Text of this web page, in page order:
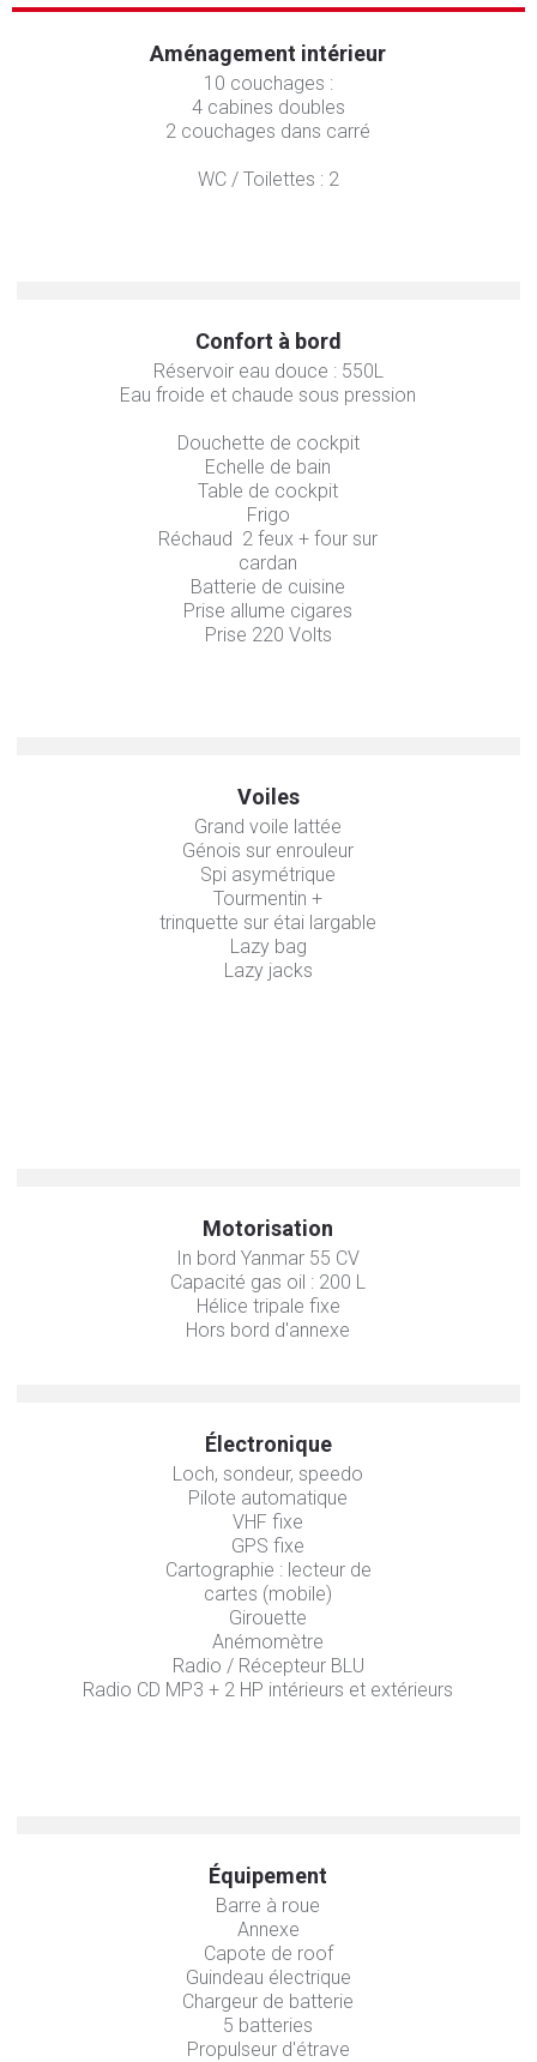
Aménagement intérieur
10 couchages :
4 cabines doubles
2 couchages dans carré
WC / Toilettes : 2
Confort à bord
Réservoir eau douce : 550L
Eau froide et chaude sous pression
Douchette de cockpit
Echelle de bain
Table de cockpit
Frigo
Réchaud 2 feux + four sur
cardan
Batterie de cuisine
Prise allume cigares
Prise 220 Volts
Voiles
Grand voile lattée
Génois sur enrouleur
Spi asymétrique
Tourmentin +
trinquette sur étai largable
Lazy bag
Lazy jacks
Motorisation
In bord Yanmar 55 CV
Capacité gas oil : 200 L
Hélice tripale fixe
Hors bord d'annexe
Électronique
Loch, sondeur, speedo
Pilote automatique
VHF fixe
GPS fixe
Cartographie : lecteur de
cartes (mobile)
Girouette
Anémomètre
Radio / Récepteur BLU
Radio CD MP3 + 2 HP intérieurs et extérieurs
Équipement
Barre à roue
Annexe
Capote de roof
Guindeau électrique
Chargeur de batterie
5 batteries
Propulseur d'étrave